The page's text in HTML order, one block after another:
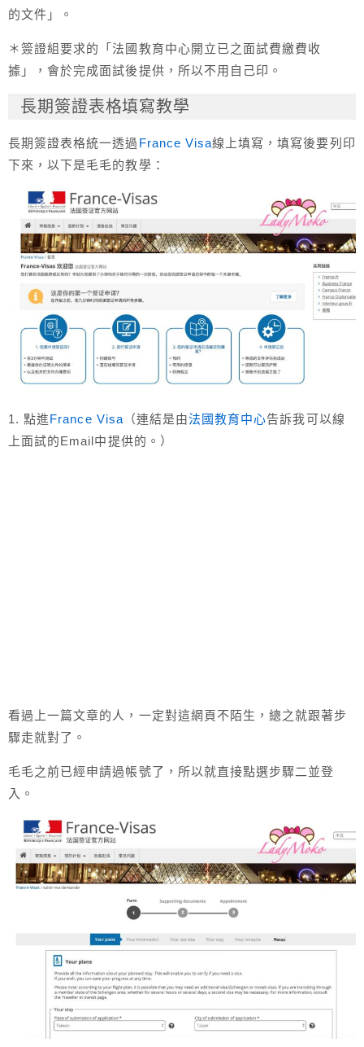
的文件」。
＊簽證組要求的「法國教育中心開立已之面試費繳費收
據」，會於完成面試後提供，所以不用自己印。
長期簽證表格填寫教學
長期簽證表格統一透過 France Visa線上填寫，填寫後要列印
下來，以下是毛毛的教學：
1. 點進France Visa （連結是由法國教育中心告訴我可以線
上面試的Email中提供的。）
看過上一篇文章的人，一定對這網頁不陌生，總之就跟著步
驟走就對了。
毛毛之前已經申請過帳號了，所以就直接點選步驟二並登
入。